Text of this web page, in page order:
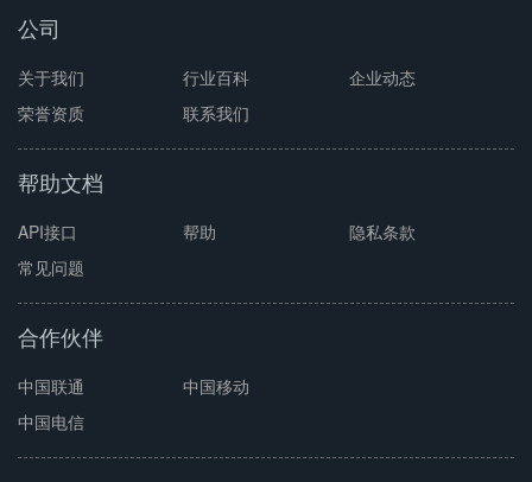
公司
关于我们 行业百科
企业动态
荣誉资质
联系我们
帮助文档
API接口 帮助
隐私条款
常见问题
合作伙伴
中国联通
中国移动
中国电信